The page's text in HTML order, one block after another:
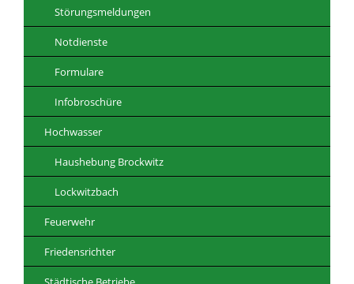
Störungsmeldungen
Notdienste
Formulare
Infobroschüre
Hochwasser
Haushebung Brockwitz
Lockwitzbach
Feuerwehr
Friedensrichter